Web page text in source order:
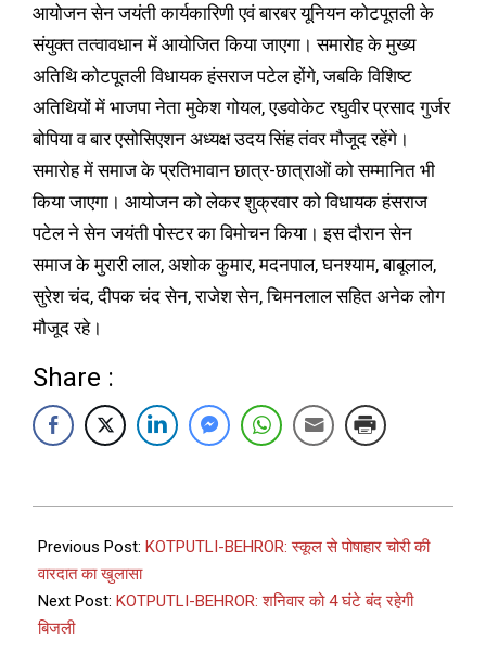
आयोजन सेन जयंती कार्यकारिणी एवं बारबर यूनियन कोटपूतली के
संयुक्त तत्वावधान में आयोजित किया जाएगा। समारोह के मुख्य
अतिथि कोटपूतली विधायक हंसराज पटेल होंगे, जबकि विशिष्ट
अतिथियों में भाजपा नेता मुकेश गोयल, एडवोकेट रघुवीर प्रसाद गुर्जर
बोपिया व बार एसोसिएशन अध्यक्ष उदय सिंह तंवर मौजूद रहेंगे।
समारोह में समाज के प्रतिभावान छात्र-छात्राओं को सम्मानित भी
किया जाएगा। आयोजन को लेकर शुक्रवार को विधायक हंसराज
पटेल ने सेन जयंती पोस्टर का विमोचन किया। इस दौरान सेन
समाज के मुरारी लाल, अशोक कुमार, मदनपाल, घनश्याम, बाबूलाल,
सुरेश चंद, दीपक चंद सेन, राजेश सेन, चिमनलाल सहित अनेक लोग
मौजूद रहे।
Share :
Previous Post: KOTPUTLI-BEHROR: स्कूल से पोषाहार चोरी की
वारदात का खुलासा
Next Post: KOTPUTLI-BEHROR: शनिवार को 4 घंटे बंद रहेगी
बिजली